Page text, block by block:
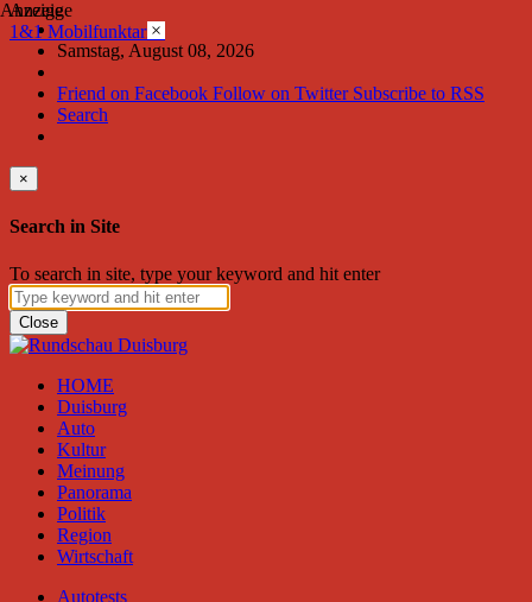
Samstag, August 08, 2026
Friend on Facebook Follow on Twitter Subscribe to RSS
Search
×
Search in Site
To search in site, type your keyword and hit enter
Close
HOME
Duisburg
Auto
Kultur
Meinung
Panorama
Politik
Region
Wirtschaft
Autotests
Anzeige
×
1&1 Mobilfunktarife
Anzeige